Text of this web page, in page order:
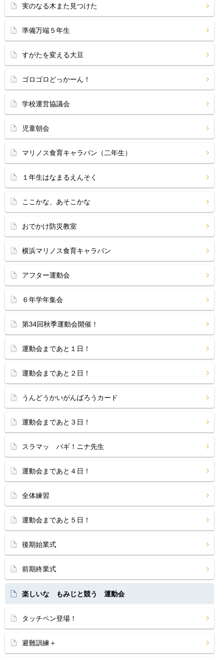
実のなる木また見つけた
準備万端５年生
すがたを変える大豆
ゴロゴロどっかーん！
学校運営協議会
児童朝会
マリノス食育キャラバン（二年生）
１年生はなまるえんそく
ここかな、あそこかな
おでかけ防災教室
横浜マリノス食育キャラバン
アフター運動会
６年学年集会
第34回秋季運動会開催！
運動会まであと１日！
運動会まであと２日！
うんどうかいがんばろうカード
運動会まであと３日！
スラマッ パギ！ニナ先生
運動会まであと４日！
全体練習
運動会まであと５日！
後期始業式
前期終業式
楽しいな もみじと競う 運動会
タッチペン登場！
避難訓練＋